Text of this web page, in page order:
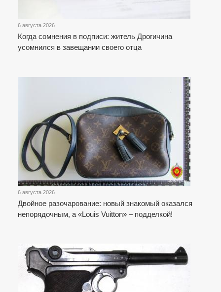
6 августа 2026
Когда сомнения в подписи: житель Дрогичина
усомнился в завещании своего отца
6 августа 2026
Двойное разочарование: новый знакомый оказался
непорядочным, а «Louis Vuitton» – подделкой!